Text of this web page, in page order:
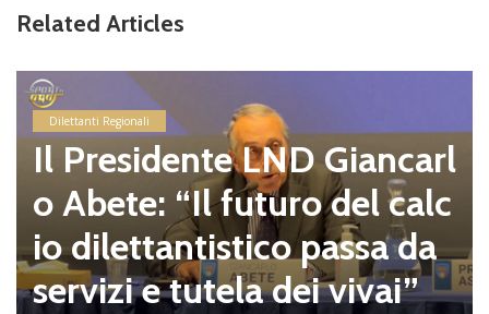
Related Articles
Dilettanti Regionali
Il Presidente LND Giancarl
o Abete: “Il futuro del calc
io dilettantistico passa da
servizi e tutela dei vivai”